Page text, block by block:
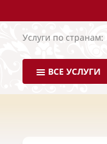
Услуги по странам:
ВСЕ УСЛУГИ